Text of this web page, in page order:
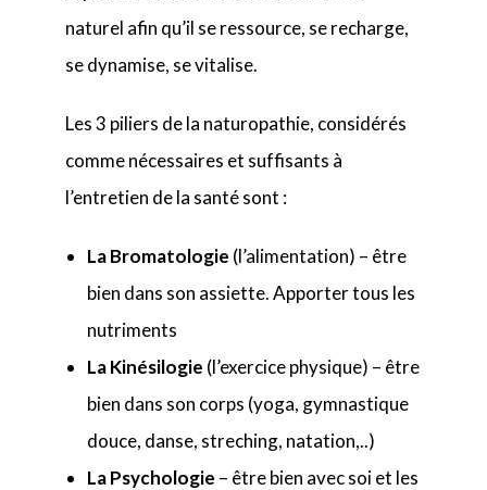
naturel afin qu’il se ressource, se recharge,
se dynamise, se vitalise.
Les 3 piliers de la naturopathie, considérés
comme nécessaires et suffisants à
l’entretien de la santé sont :
La Bromatologie (l’alimentation) – être
bien dans son assiette. Apporter tous les
nutriments
La Kinésilogie (l’exercice physique) – être
bien dans son corps (yoga, gymnastique
douce, danse, streching, natation,..)
La Psychologie – être bien avec soi et les